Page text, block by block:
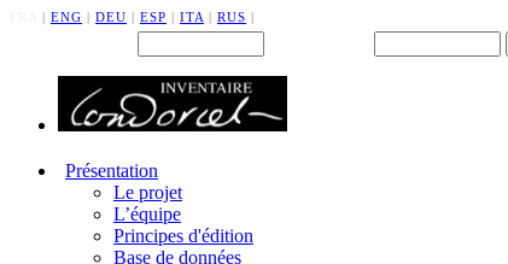
| ENG | DEU | ESP | ITA | RUS |
Présentation
Le projet
L’équipe
Principes d'édition
Base de données